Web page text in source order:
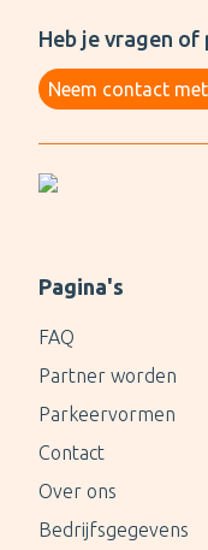
Heb je vragen
Neem contact
Pagina's
FAQ
Partner worden
Parkeervormen
Contact
Over ons
Bedrijfsgegevens